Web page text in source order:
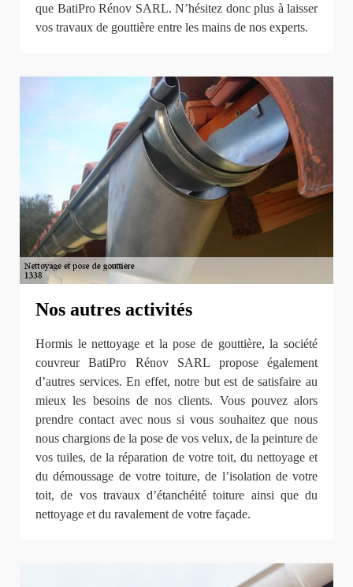
que BatiPro Rénov SARL. N’hésitez donc plus à laisser
vos travaux de gouttière entre les mains de nos experts.
Nos autres activités
Hormis le nettoyage et la pose de gouttière, la société
couvreur BatiPro Rénov SARL propose également
d’autres services. En effet, notre but est de satisfaire au
mieux les besoins de nos clients. Vous pouvez alors
prendre contact avec nous si vous souhaitez que nous
nous chargions de la pose de vos velux, de la peinture de
vos tuiles, de la réparation de votre toit, du nettoyage et
du démoussage de votre toiture, de l’isolation de votre
toit, de vos travaux d’étanchéité toiture ainsi que du
nettoyage et du ravalement de votre façade.